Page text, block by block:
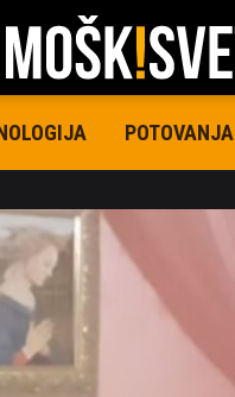
POTOVANJA